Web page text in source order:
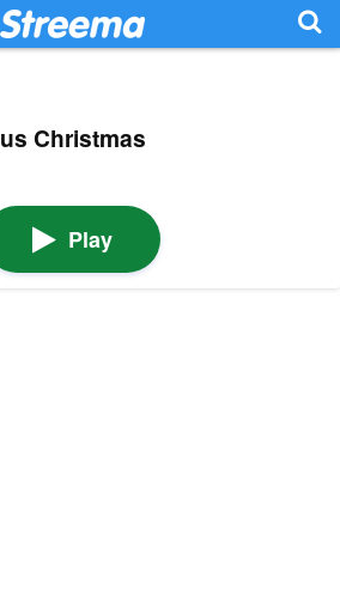
Christmas
Play